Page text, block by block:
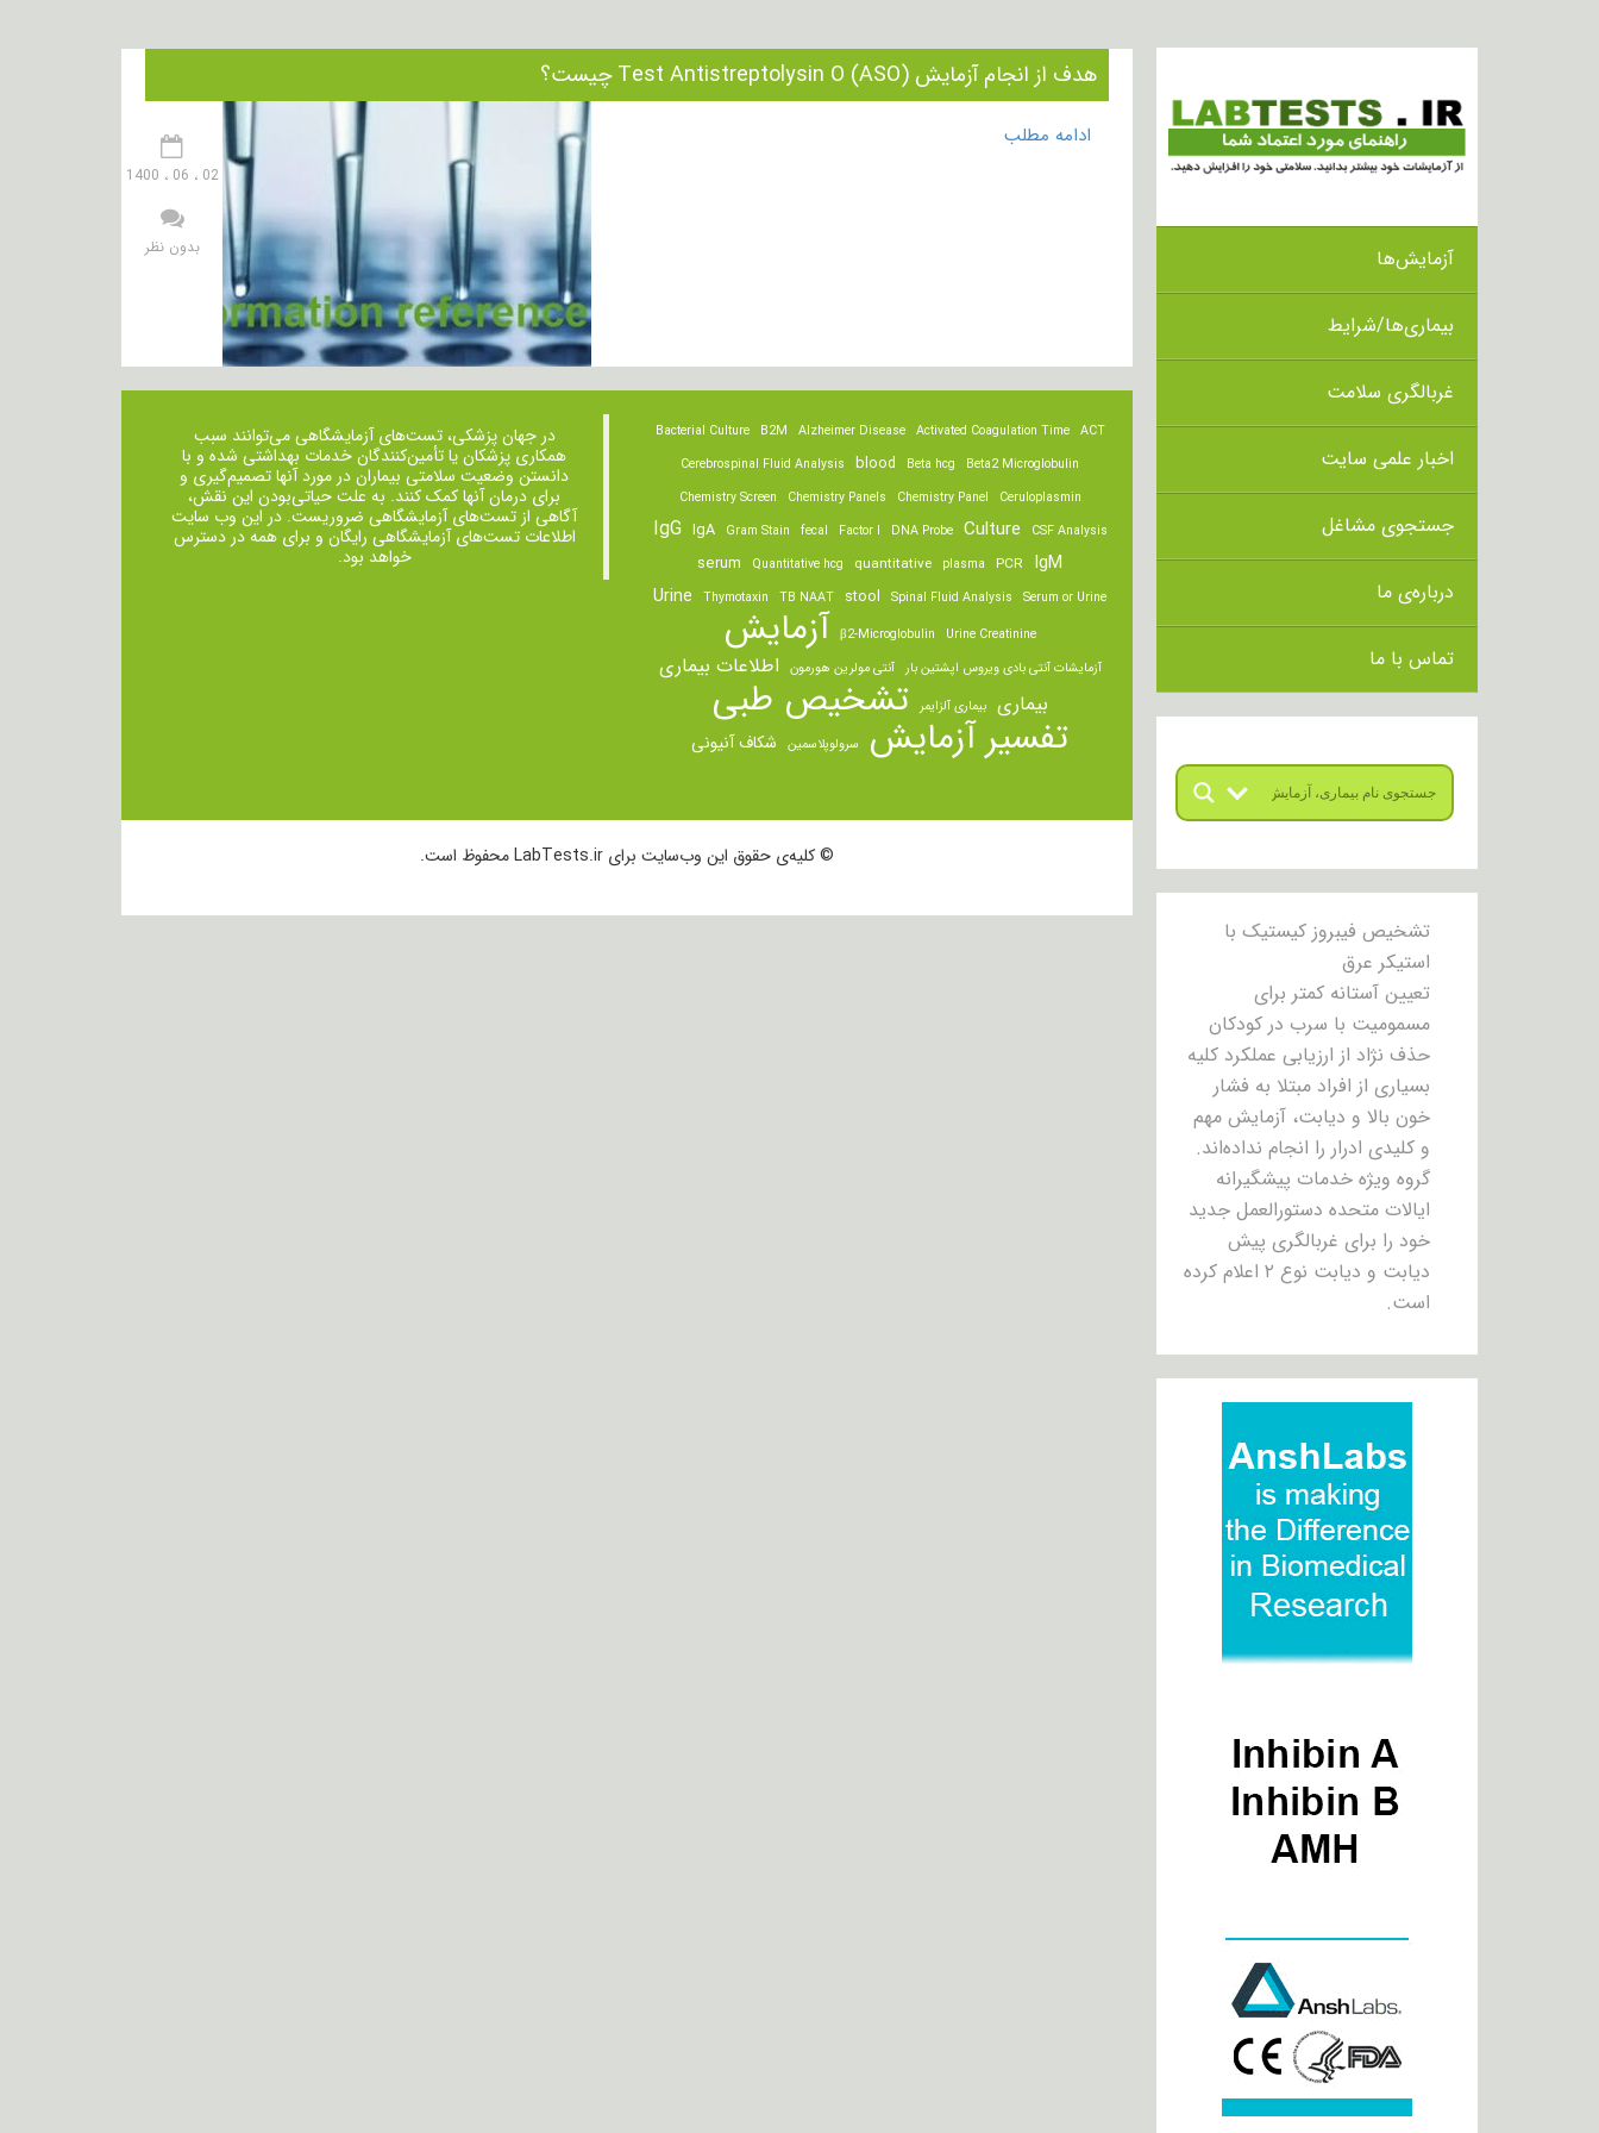
آزمایش‌ها
بیماری‌ها/شرایط
غربالگری سلامت
اخبار علمی سایت
جستجوی مشاغل
درباره‌ی ما
تماس با ما
تشخیص فیبروز کیستیک با
استیکر عرق
تعیین آستانه کمتر برای
مسمومیت با سرب در کودکان
حذف نژاد از ارزیابی عملکرد کلیه
بسیاری از افراد مبتلا به فشار
خون بالا و دیابت، آزمایش مهم
و کلیدی ادرار را انجام نداده‌اند.
گروه ویژه خدمات پیشگیرانه
ایالات متحده دستورالعمل جدید
خود را برای غربالگری پیش
دیابت و دیابت نوع ۲ اعلام کرده
است.
هدف از انجام آزمایش Test Antistreptolysin O (ASO) چیست؟
02 ، 06 ، 1400
بدون نظر
ادامه مطلب
ACT
Activated Coagulation Time
Alzheimer Disease
B2M
Bacterial Culture
Beta2 Microglobulin
Beta hcg
blood
Cerebrospinal Fluid Analysis
Ceruloplasmin
Chemistry Panel
Chemistry Panels
Chemistry Screen
CSF Analysis
Culture
DNA Probe
Factor I
fecal
Gram Stain
IgA
IgG
IgM
PCR
plasma
quantitative
Quantitative hcg
serum
Serum or Urine
Spinal Fluid Analysis
stool
TB NAAT
Thymotaxin
Urine
Urine Creatinine
β2-Microglobulin آزمایش
آزمایشات آنتی بادی ویروس اپشتین بار آنتی مولرین هورمون اطلاعات بیماری
بیماری بیماری آلزایمر تشخیص طبی
تفسیر آزمایش سرولوپلاسمین شکاف آنیونی
در جهان پزشکی، تست‌های آزمایشگاهی می‌توانند سبب
همکاری پزشکان یا تأمین‌کنندگان خدمات بهداشتی شده و با
دانستن وضعیت سلامتی بیماران در مورد آنها تصمیم‌گیری و
برای درمان ‌آنها کمک کنند. به علت حیاتی‌بودن این نقش،
آگاهی از تست‌های آزمایشگاهی ضروریست. در این وب سایت
اطلاعات تست‌های آزمایشگاهی رایگان و برای همه در دسترس
خواهد بود.
© کلیه‌ی حقوق این وب‌سایت برای LabTests.ir محفوظ است.